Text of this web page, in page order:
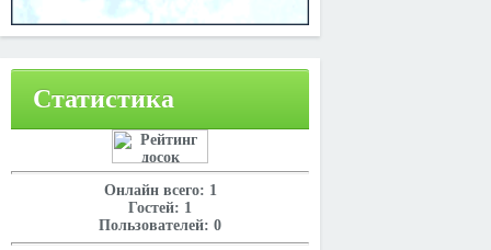
Статистика
Онлайн всего: 1
Гостей: 1
Пользователей: 0